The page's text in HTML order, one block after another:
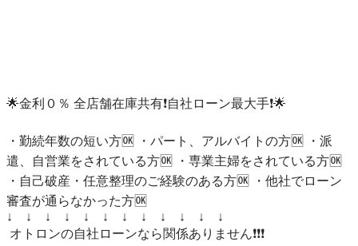
🌟金利０％ 全店舗在庫共有❗️自社ローン最大手❗️🌟
・勤続年数の短い方🆗 ・パート、アルバイトの方🆗 ・派
遣、自営業をされている方🆗 ・専業主婦をされている方🆗
・自己破産・任意整理のご経験のある方🆗 ・他社でローン
審査が通らなかった方🆗
↓　↓　↓　↓　↓　↓　↓　↓　↓　↓　↓　↓